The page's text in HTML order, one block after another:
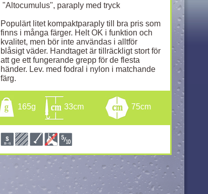
"Altocumulus", paraply med tryck
Populärt litet kompaktparaply till bra pris som
finns i många färger. Helt OK i funktion och
kvalitet, men bör inte användas i alltför
blåsigt väder. Handtaget är tillräckligt stort för
att ge ett fungerande grepp för de flesta
händer. Lev. med fodral i nylon i matchande
färg.
165g 33cm 75cm